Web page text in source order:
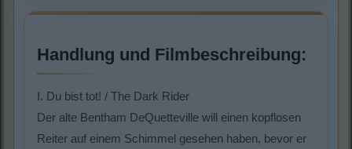
Handlung und Filmbeschreibung:
I. Du bist tot! / The Dark Rider
Der alte Bentham DeQuetteville will einen kopflosen
Reiter auf einem Schimmel gesehen haben, bevor er